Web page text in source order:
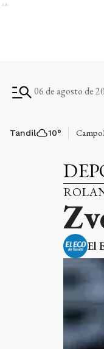
Ads
06 de agosto de
Tandil 10° Campo
El